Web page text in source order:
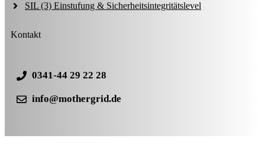
SIL (3) Einstufung & Sicherheitsintegritätslevel
Kontakt
0341-44 29 22 28
info@mothergrid.de